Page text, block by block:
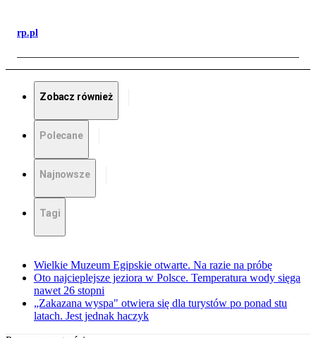
rp.pl
Zobacz również
Polecane
Najnowsze
Tagi
Wielkie Muzeum Egipskie otwarte. Na razie na próbę
Oto najcieplejsze jeziora w Polsce. Temperatura wody sięga
nawet 26 stopni
„Zakazana wyspa" otwiera się dla turystów po ponad stu
latach. Jest jednak haczyk